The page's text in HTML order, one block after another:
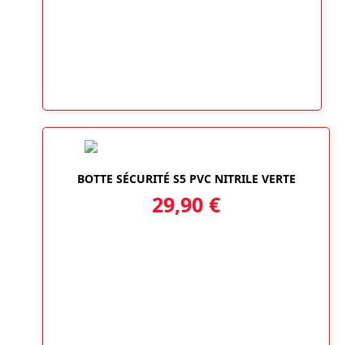
BOTTE SÉCURITÉ S5 PVC NITRILE VERTE
29,90 €